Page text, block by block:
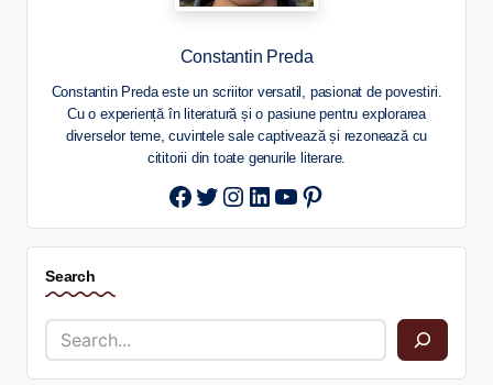
Constantin Preda
Constantin Preda este un scriitor versatil, pasionat de povestiri.
Cu o experiență în literatură și o pasiune pentru explorarea
diverselor teme, cuvintele sale captivează și rezonează cu
cititorii din toate genurile literare.
Twitter
Instagram
LinkedIn
YouTube
Pinterest
Search